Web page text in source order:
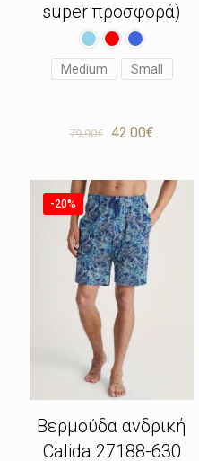
super προσφορά)
Medium Small
79.90€ Original
79.90€.
42.00€
είναι:
42.00€.
-20%
Βερμούδα ανδρική
Calida 27188-630